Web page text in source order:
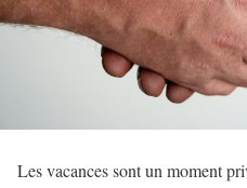
Les vacances sont un moment